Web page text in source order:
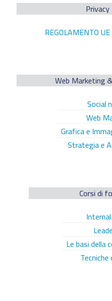
REGOLAMENTO
Web Marketing
Social
Web
Grafica e
Strategia e
Corsi di
Le basi della